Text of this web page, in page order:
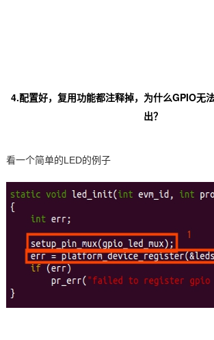
4.配置好，复用功能都注释掉，为什么GPIO无
出？
看一个简单的LED的例子